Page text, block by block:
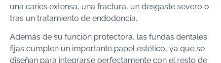
una caries extensa, una fractura, un desgaste severo o
tras un tratamiento de endodoncia.
Además de su función protectora, las fundas dentales
fijas cumplen un importante papel estético, ya que se
diseñan para integrarse perfectamente con el resto de